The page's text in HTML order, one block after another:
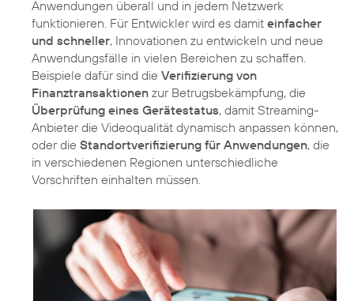
Anwendungen überall und in jedem Netzwerk
funktionieren. Für Entwickler wird es damit einfacher
und schneller, Innovationen zu entwickeln und neue
Anwendungsfälle in vielen Bereichen zu schaffen.
Beispiele dafür sind die Verifizierung von
Finanztransaktionen zur Betrugsbekämpfung, die
Überprüfung eines Gerätestatus, damit Streaming-
Anbieter die Videoqualität dynamisch anpassen können,
oder die Standortverifizierung für Anwendungen, die
in verschiedenen Regionen unterschiedliche
Vorschriften einhalten müssen.